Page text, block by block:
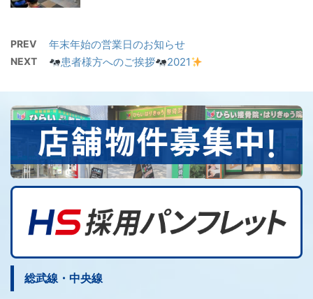
PREV 年末年始の営業日のお知らせ
NEXT 患者様方へのご挨拶 2021
総武線・中央線